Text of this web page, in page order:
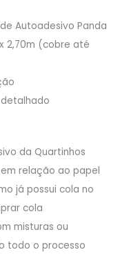
Autoadesivo Panda
2,70m (cobre até
da Quartinhos
relação ao papel
já possui cola no
cola
misturas ou
todo o processo